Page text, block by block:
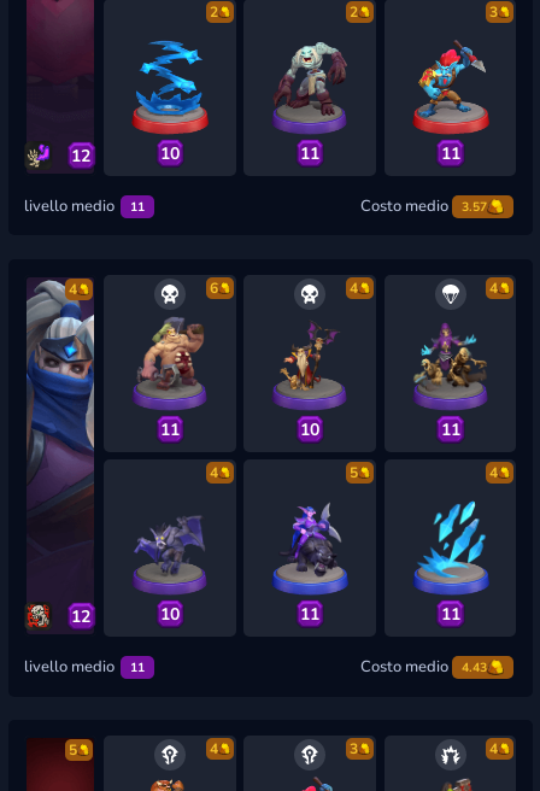
12
2
10
2
11
3
11
livello medio 11 Costo medio 3.57
4
12
6
11
4
10
4
11
4
10
5
11
4
11
livello medio 11 Costo medio 4.43
5 4 3 4